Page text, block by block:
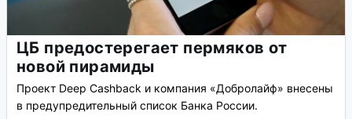
ЦБ предостерегает пермяков от
новой пирамиды
Проект Deep Cashback и компания «Добролайф» внесены
в предупредительный список Банка России.